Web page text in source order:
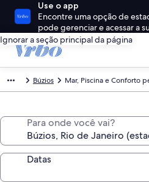
Use o app
Encontre uma opção de
pode gerenciar e acessar a
Ignorar a seção principal da página
Búzios Mar, Piscina e Conforto
Para onde você vai?
Datas